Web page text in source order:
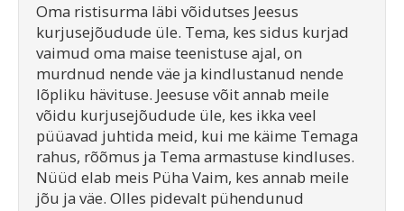
Oma ristisurma läbi võidutses Jeesus
kurjusejõudude üle. Tema, kes sidus kurjad
vaimud oma maise teenistuse ajal, on
murdnud nende väe ja kindlustanud nende
lõpliku hävituse. Jeesuse võit annab meile
võidu kurjusejõudude üle, kes ikka veel
püüavad juhtida meid, kui me käime Temaga
rahus, rõõmus ja Tema armastuse kindluses.
Nüüd elab meis Püha Vaim, kes annab meile
jõu ja väe. Olles pidevalt pühendunud